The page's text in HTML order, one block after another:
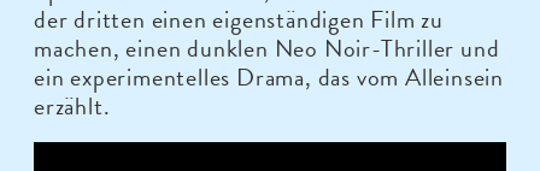
der dritten einen eigenständigen Film zu
machen, einen dunklen Neo Noir-Thriller und
ein experimentelles Drama, das vom Alleinsein
erzählt.